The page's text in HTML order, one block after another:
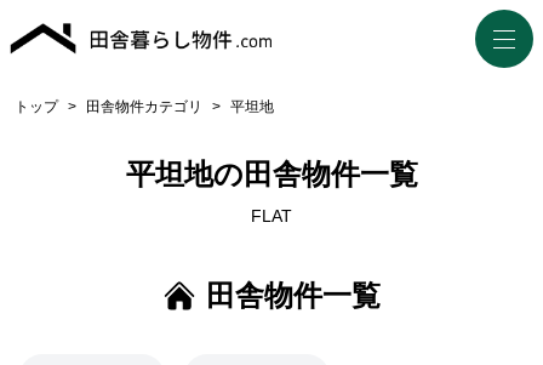
トップ > 田舎物件カテゴリ > 平坦地
平坦地の田舎物件一覧
FLAT
田舎物件一覧